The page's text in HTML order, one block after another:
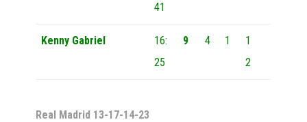
41
Kenny Gabriel
16:
25
9 4 1
1
2
Real Madrid 13-17-14-23